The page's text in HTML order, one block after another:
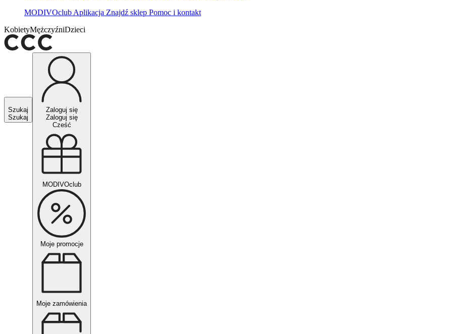
MODIVOclub Aplikacja Znajdź sklep Pomoc i kontakt
KobietyMężczyźniDzieci
Szukaj
Szukaj
Zaloguj się
Zaloguj się
Cześć
MODIVOclub
Moje promocje
Moje zamówienia